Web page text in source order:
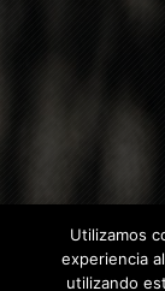
Utilizamos
experiencia
utilizando